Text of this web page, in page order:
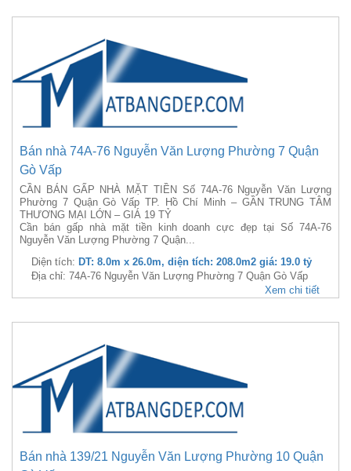
Bán nhà 74A-76 Nguyễn Văn Lượng Phường 7 Quận
Gò Vấp
CẦN BÁN GẤP NHÀ MẶT TIỀN Số 74A-76 Nguyễn Văn Lượng
Phường 7 Quận Gò Vấp TP. Hồ Chí Minh – GẦN TRUNG TÂM
THƯƠNG MẠI LỚN – GIÁ 19 TỶ
Cần bán gấp nhà mặt tiền kinh doanh cực đẹp tại Số 74A-76
Nguyễn Văn Lượng Phường 7 Quận...
Diện tích: DT: 8.0m x 26.0m, diện tích: 208.0m2 giá: 19.0 tỷ
Địa chỉ: 74A-76 Nguyễn Văn Lượng Phường 7 Quận Gò Vấp
Xem chi tiết
Bán nhà 139/21 Nguyễn Văn Lượng Phường 10 Quận